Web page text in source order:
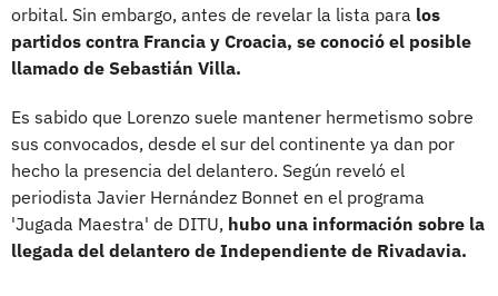
orbital. Sin embargo, antes de revelar la lista para los
partidos contra Francia y Croacia, se conoció el posible
llamado de Sebastián Villa.
Es sabido que Lorenzo suele mantener hermetismo sobre
sus convocados, desde el sur del continente ya dan por
hecho la presencia del delantero. Según reveló el
periodista Javier Hernández Bonnet en el programa
'Jugada Maestra' de DITU, hubo una información sobre la
llegada del delantero de Independiente de Rivadavia.